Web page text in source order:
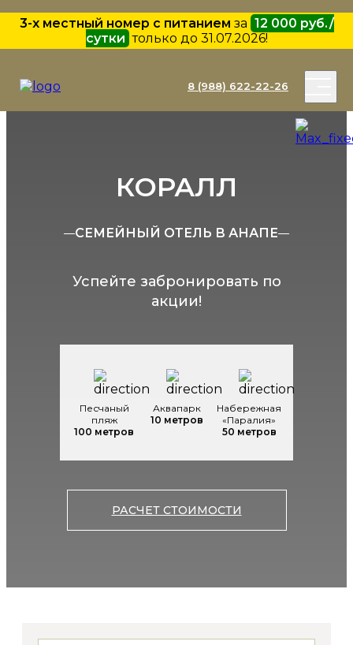
3-х местный номер с питанием за 12 000 руб./
сутки только до 31.07.2026!
8 (988) 622-22-26
КОРАЛЛ
СЕМЕЙНЫЙ ОТЕЛЬ В АНАПЕ
Успейте забронировать по
акции!
Песчаный
пляж
100 метров
Аквапарк
10 метров
Набережная
«Паралия»
50 метров
РАСЧЕТ СТОИМОСТИ